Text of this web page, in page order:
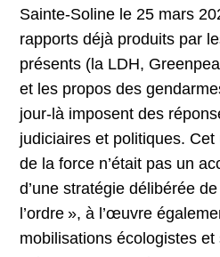
Sainte-Soline le 25 mars
rapports déjà produits par
présents (la LDH,
et les propos des
jour-là imposent des
judiciaires et politiques.
de la force n’était pas un
d’une stratégie délibérée
l’ordre », à l’œuvre
mobilisations écologistes